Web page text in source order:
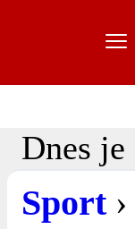
Dnes je
Sport›